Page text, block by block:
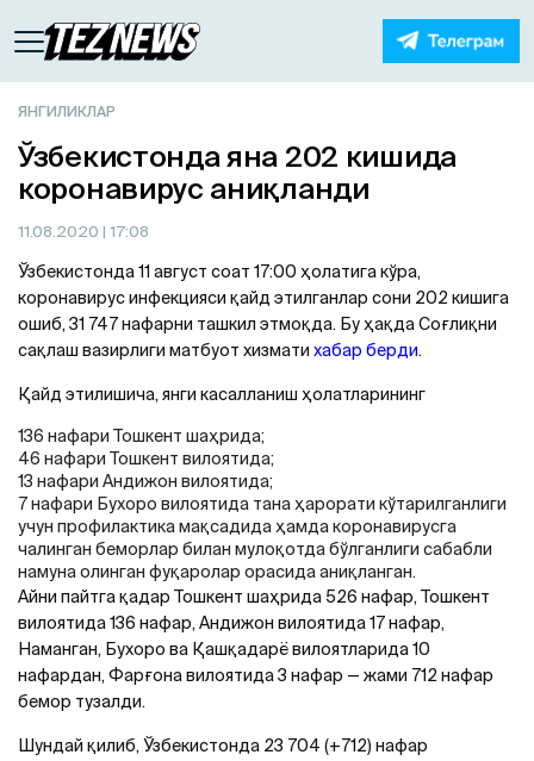
ЯНГИЛИКЛАР
Ўзбекистонда яна 202 кишида
коронавирус аниқланди
11.08.2020 | 17:08
Ўзбекистонда 11 август соат 17:00 ҳолатига кўра,
коронавирус инфекцияси қайд этилганлар сони 202 кишига
ошиб, 31 747 нафарни ташкил этмоқда. Бу ҳақда Соғлиқни
сақлаш вазирлиги матбуот хизмати хабар берди.
Қайд этилишича, янги касалланиш ҳолатларининг
136 нафари Тошкент шаҳрида;
46 нафари Тошкент вилоятида;
13 нафари Aндижон вилоятида;
7 нафари Бухоро вилоятида тана ҳарорати кўтарилганлиги
учун профилактика мақсадида ҳамда коронавирусга
чалинган беморлар билан мулоқотда бўлганлиги сабабли
намуна олинган фуқаролар орасида аниқланган.
Aйни пайтга қадар Тошкент шаҳрида 526 нафар, Тошкент
вилоятида 136 нафар, Aндижон вилоятида 17 нафар,
Наманган, Бухоро ва Қашқадарё вилоятларида 10
нафардан, Фарғона вилоятида 3 нафар — жами 712 нафар
бемор тузалди.
Шундай қилиб, Ўзбекистонда 23 704 (+712) нафар